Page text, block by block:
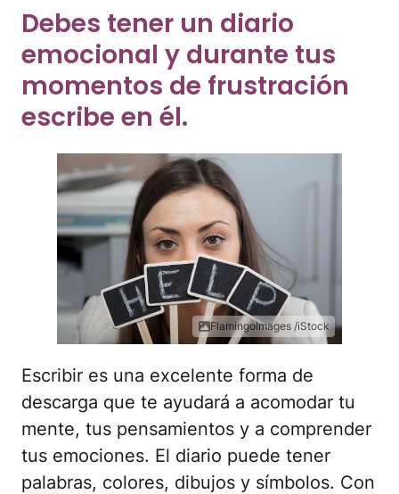
Debes tener un diario
emocional y durante tus
momentos de frustración
escribe en él.
FlamingoImages /iStock
Escribir es una excelente forma de
descarga que te ayudará a acomodar tu
mente, tus pensamientos y a comprender
tus emociones. El diario puede tener
palabras, colores, dibujos y símbolos. Con